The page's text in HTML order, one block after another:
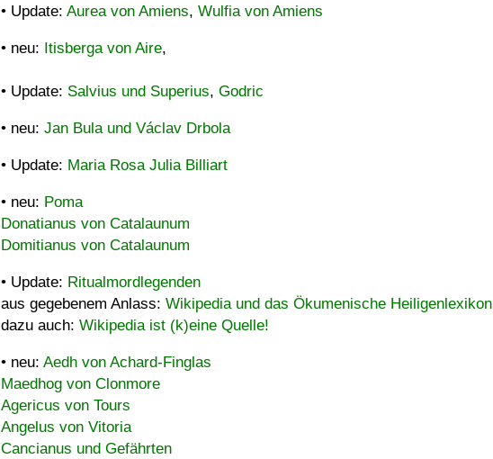
• Update: Aurea von Amiens, Wulfia von Amiens
• neu: Itisberga von Aire,
• Update: Salvius und Superius, Godric
• neu: Jan Bula und Václav Drbola
• Update: Maria Rosa Julia Billiart
• neu: Poma
Donatianus von Catalaunum
Domitianus von Catalaunum
• Update: Ritualmordlegenden
aus gegebenem Anlass: Wikipedia und das Ökumenische Heiligenlexikon
dazu auch: Wikipedia ist (k)eine Quelle!
• neu: Aedh von Achard-Finglas
Maedhog von Clonmore
Agericus von Tours
Angelus von Vitoria
Cancianus und Gefährten